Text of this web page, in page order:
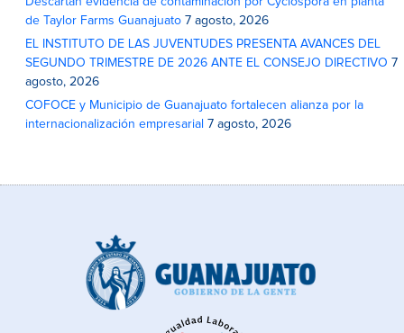
de Taylor Farms Guanajuato 7 agosto, 2026
EL INSTITUTO DE LAS JUVENTUDES PRESENTA AVANCES DEL
SEGUNDO TRIMESTRE DE 2026 ANTE EL CONSEJO DIRECTIVO 7
agosto, 2026
COFOCE y Municipio de Guanajuato fortalecen alianza por la
internacionalización empresarial 7 agosto, 2026